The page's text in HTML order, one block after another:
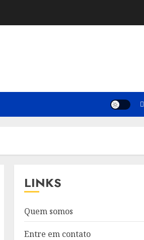
LINKS
Quem somos
Entre em contato